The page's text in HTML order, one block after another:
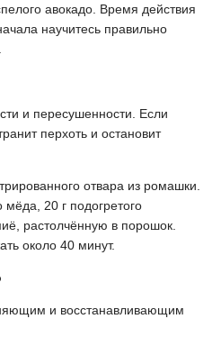
авокадо. Время действия
научитесь правильно
и пересушенности. Если
перхоть и остановит
отвара из ромашки.
мёда, 20 г подогретого
растолчённую в порошок.
около 40 минут.
и восстанавливающим